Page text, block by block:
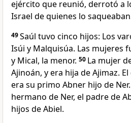
ejército que reunió, derrotó a
Israel de quienes lo
49Saúl tuvo cinco hijos: Los
Isúi y Malquisúa. Las mujeres
y Mical, la menor. 50 La mujer
Ajinoán, y era hija de Ajimaz.
era su primo Abner hijo de Ner.
hermano de Ner, el padre de
hijos de Abiel.